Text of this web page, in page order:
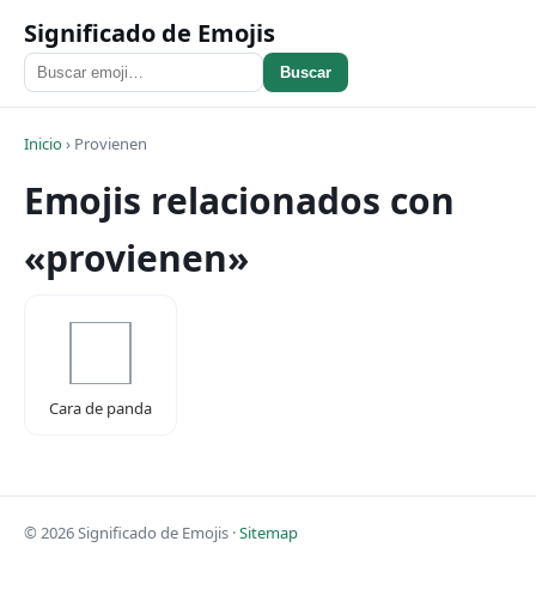
Significado de Emojis
Buscar
Inicio› Provienen
Emojis relacionados con
«provienen»
Cara de panda
© 2026 Significado de Emojis ·Sitemap